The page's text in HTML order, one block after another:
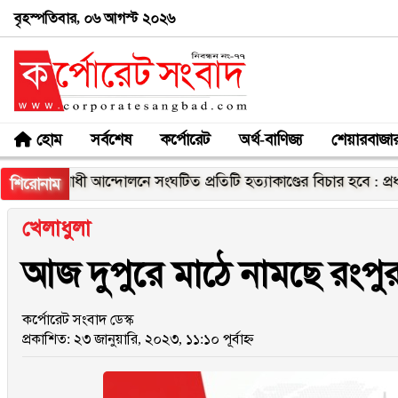
বৃহস্পতিবার, ০৬ আগস্ট ২০২৬
হোম সর্বশেষ কর্পোরেট অর্থ-বাণিজ্য
শিরোনামআন্দোলনে সংঘটিত প্রতিটি হত্যাকাণ্ডের বিচার হবে : প্রধানমন্ত্রী
খেলাধুলা
আজ দুপুরে মাঠে নামছে রংপুর-
কর্পোরেট সংবাদ ডেস্ক
প্রকাশিত: ২৩ জানুয়ারি, ২০২৩, ১১:১০ পূর্বাহ্ন